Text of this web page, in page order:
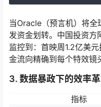
当Oracle（预言机）将全
发资金划转。中国投资方
监控到：首映周1.2亿美
金流向精确到每个特效镜
3. 数据暴政下的效率
指标